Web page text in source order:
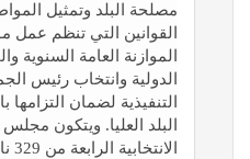
مصلحة البلد وتمثيل
القوانين التي تنظم عمل
الموازنة العامة السنوية
الدولية وانتخاب رئيس
التنفيذية لضمان
البلد العليا. ويتكون